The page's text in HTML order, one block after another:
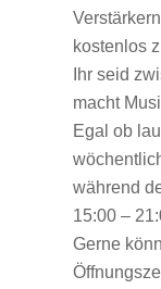
kostenlos
Ihr seid
macht
Egal ob
während
15:00 –
Gerne